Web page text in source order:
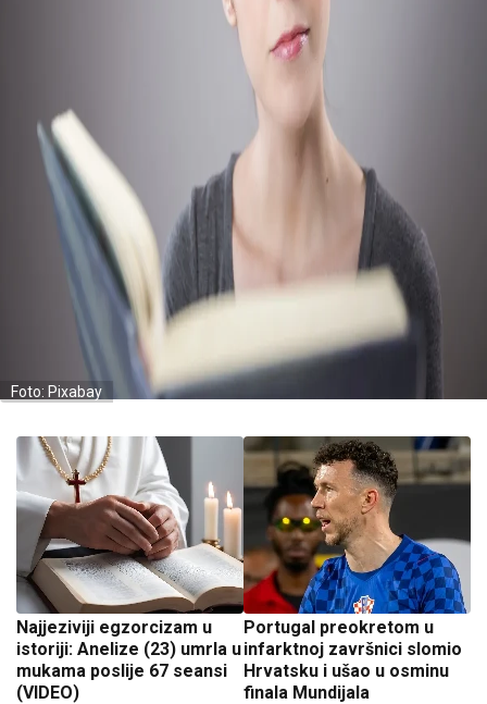
Foto: Pixabay
Najjeziviji egzorcizam u
istoriji: Anelize (23) umrla u
mukama poslije 67 seansi
(VIDEO)
Portugal preokretom u
infarktnoj završnici slomio
Hrvatsku i ušao u osminu
finala Mundijala